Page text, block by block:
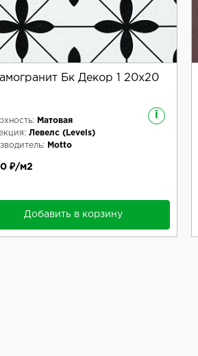
Бк Декор 1 20x20
i
Матовая
Левелс (Levels)
Motto
₽/м2
Добавить в корзину